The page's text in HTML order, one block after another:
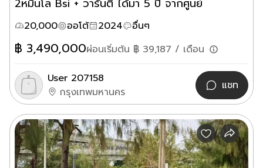
20,000 ออโต้ 2024 อื่นๆ
฿ 3,490,000ผ่อนเริ่มต้น ฿ 39,187 / เดือน
User 207158
กรุงเทพมหานคร
แชท